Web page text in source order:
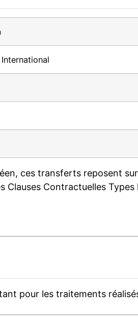
ces transferts reposent
Contractuelles Types
pour les traitements